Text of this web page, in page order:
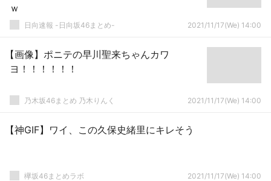
ｗ
日向速報 -日向坂46まとめ- 2021/11/17(We) 14:00
【画像】ポニテの早川聖来ちゃんカワ
ヨ！！！！！！
乃木坂46まとめ 乃木りんく 2021/11/17(We) 14:00
【神GIF】ワイ、この久保史緒里にキレそう
欅坂46まとめラボ 2021/11/17(We) 14:00